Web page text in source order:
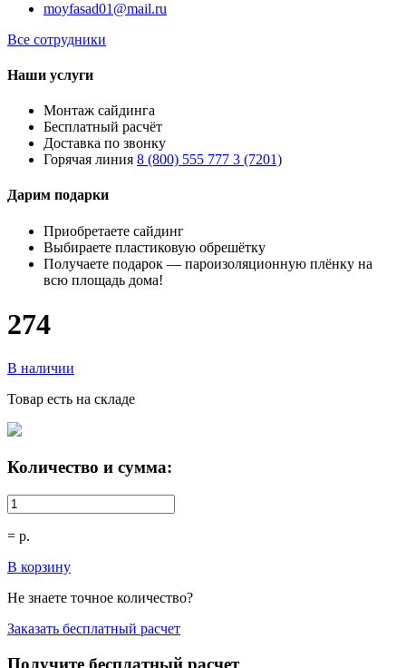
moyfasad01@mail.ru
Все сотрудники
Наши услуги
Монтаж сайдинга
Бесплатный расчёт
Доставка по звонку
Горячая линия 8 (800) 555 777 3 (7201)
Дарим подарки
Приобретаете сайдинг
Выбираете пластиковую обрешётку
Получаете подарок — пароизоляционную плёнку на
всю площадь дома!
274
В наличии
Товар есть на складе
Количество и сумма:
= р.
В корзину
Не знаете точное количество?
Заказать бесплатный расчет
Получите бесплатный расчет